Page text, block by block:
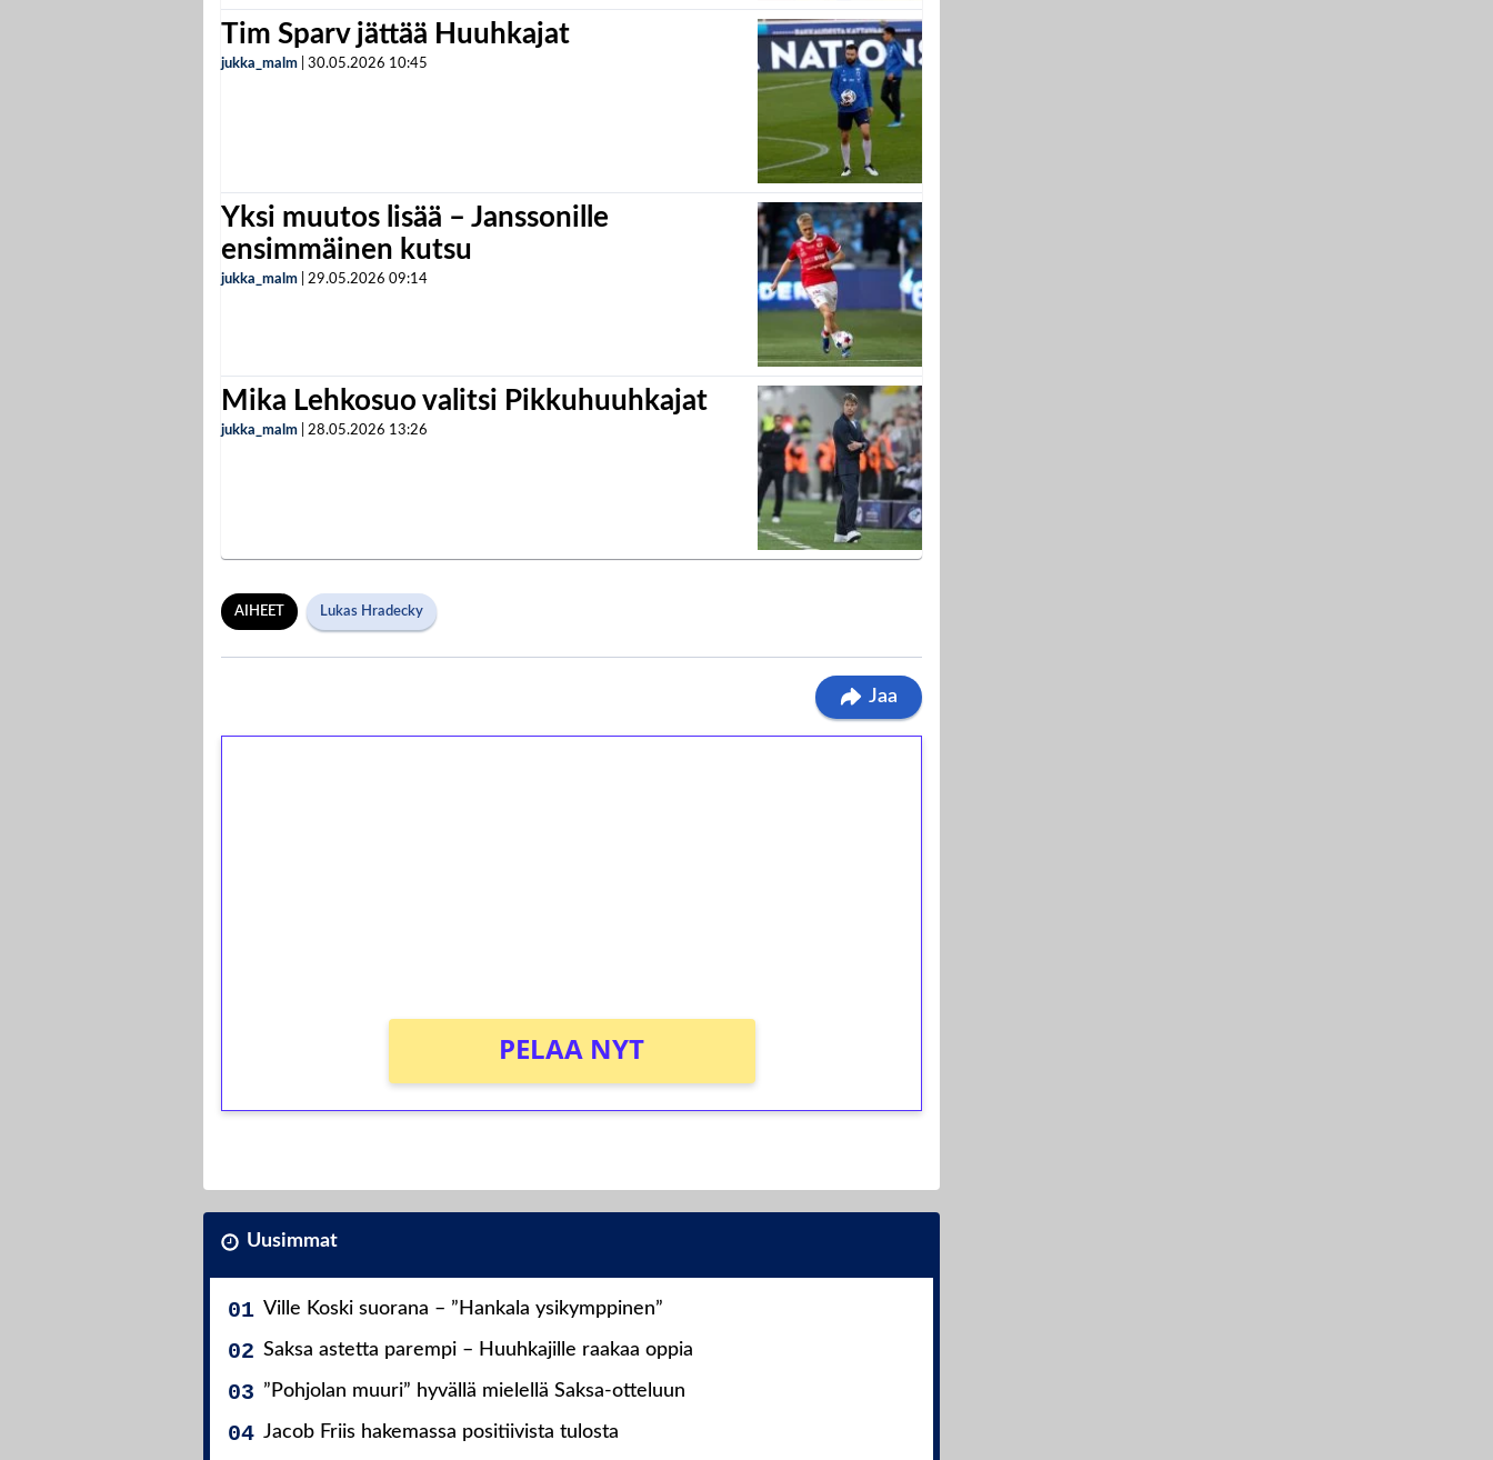
Tim Sparv jättää Huuhkajat
jukka_malm 30.05.2026 10:45
Yksi muutos lisää – Janssonille
ensimmäinen kutsu
jukka_malm 29.05.2026 09:14
Mika Lehkosuo valitsi Pikkuhuuhkajat
jukka_malm 28.05.2026 13:26
AIHEET Lukas Hradecky
Jaa
PELAA NYT
Uusimmat
Ville Koski suorana – ”Hankala ysikymppinen”
Saksa astetta parempi – Huuhkajille raakaa oppia
”Pohjolan muuri” hyvällä mielellä Saksa-otteluun
Jacob Friis hakemassa positiivista tulosta